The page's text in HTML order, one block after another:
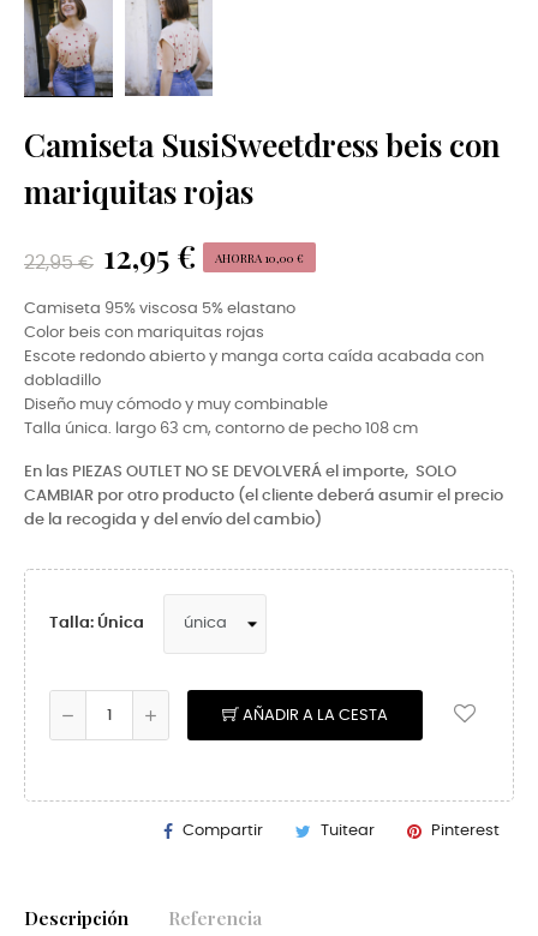
Camiseta SusiSweetdress beis con
mariquitas rojas
22,95 € 12,95 € AHORRA 10,00 €
Camiseta 95% viscosa 5% elastano
Color beis con mariquitas rojas
Escote redondo abierto y manga corta caída acabada con
dobladillo
Diseño muy cómodo y muy combinable
Talla única. largo 63 cm, contorno de pecho 108 cm
En las PIEZAS OUTLET NO SE DEVOLVERÁ el importe, SOLO
CAMBIAR por otro producto (el cliente deberá asumir el precio
de la recogida y del envío del cambio)
Talla: Única
AÑADIR A LA CESTA
Compartir Tuitear Pinterest
Descripción Referencia